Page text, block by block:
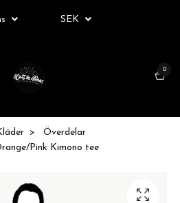
SEK
0
Överdelar
Pink Kimono tee